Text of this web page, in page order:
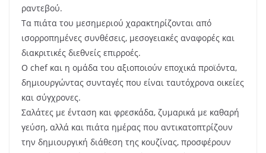
ραντεβού.
Τα πιάτα του μεσημεριού χαρακτηρίζονται από
ισορροπημένες συνθέσεις, μεσογειακές αναφορές και
διακριτικές διεθνείς επιρροές.
Ο chef και η ομάδα του αξιοποιούν εποχικά προϊόντα,
δημιουργώντας συνταγές που είναι ταυτόχρονα οικείες
και σύγχρονες.
Σαλάτες με ένταση και φρεσκάδα, ζυμαρικά με καθαρή
γεύση, αλλά και πιάτα ημέρας που αντικατοπτρίζουν
την δημιουργική διάθεση της κουζίνας, προσφέρουν